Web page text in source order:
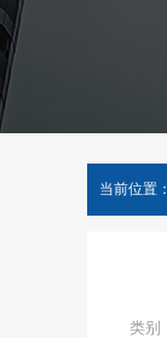
当前位置：
类别